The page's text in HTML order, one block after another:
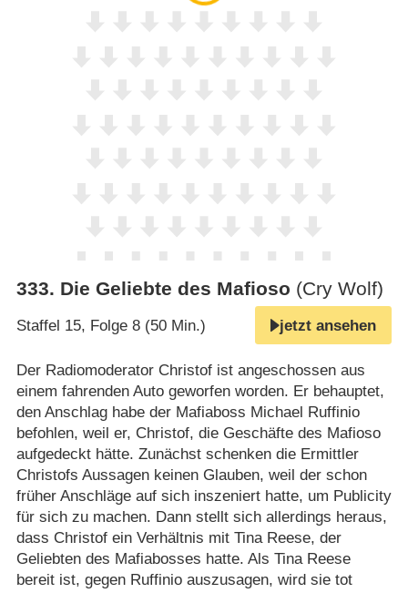
333. Die Geliebte des Mafioso (Cry Wolf)
Staffel 15, Folge 8 (50 Min.) jetzt ansehen
Der Radiomoderator Christof ist angeschossen aus
einem fahrenden Auto geworfen worden. Er behauptet,
den Anschlag habe der Mafiaboss Michael Ruffinio
befohlen, weil er, Christof, die Geschäfte des Mafioso
aufgedeckt hätte. Zunächst schenken die Ermittler
Christofs Aussagen keinen Glauben, weil der schon
früher Anschläge auf sich inszeniert hatte, um Publicity
für sich zu machen. Dann stellt sich allerdings heraus,
dass Christof ein Verhältnis mit Tina Reese, der
Geliebten des Mafiabosses hatte. Als Tina Reese
bereit ist, gegen Ruffinio auszusagen, wird sie tot